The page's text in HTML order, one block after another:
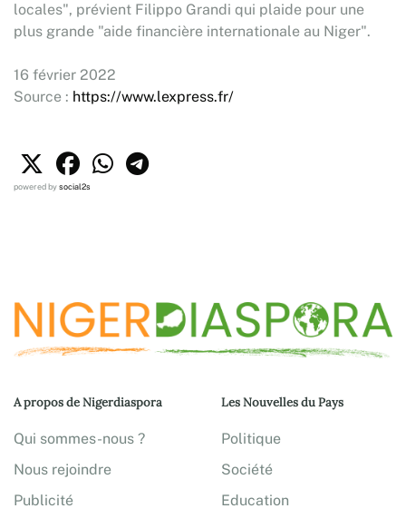
locales", prévient Filippo Grandi qui plaide pour une
plus grande "aide financière internationale au Niger".
16 février 2022
Source : https://www.lexpress.fr/
powered bysocial2s
A propos de Nigerdiaspora
Qui sommes-nous ?
Nous rejoindre
Publicité
Les Nouvelles du Pays
Politique
Société
Education